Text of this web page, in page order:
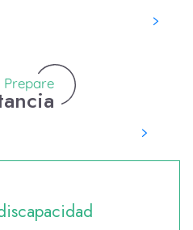
Prepare
dormir?